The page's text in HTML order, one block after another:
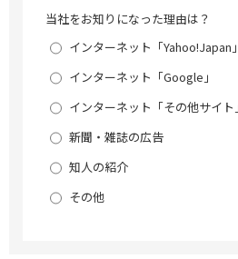
当社をお知りになった理由は？
インターネット「Yahoo!Japan」
インターネット「Google」
インターネット「その他サイト」
新聞・雑誌の広告
知人の紹介
その他